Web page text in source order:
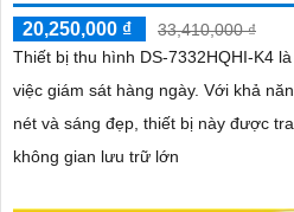
20,250,000 ₫
33,410,000 ₫
Thiết bị thu hình DS-7332HQHI-K4
việc giám sát hàng ngày. Với khả năng xem hình ảnh ban đêm rõ
nét và sáng đẹp, thiết bị này được
không gian lưu trữ lớn